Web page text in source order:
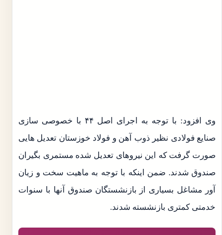
وی افزود: با توجه به اجرای اصل ۴۴ با خصوصی سازی
صنایع فولادی نظیر ذوب آهن و فولاد خوزستان تعدیل هایی
صورت گرفت که این نیروهای تعدیل شده مستمری بگیران
صندوق شدند. ضمن اینکه با توجه به ماهیت سخت و زیان
آور مشاغل بسیاری از بازنشستگان صندوق آنها با سنوات
خدمتی کمتری بازنشسته شدند.